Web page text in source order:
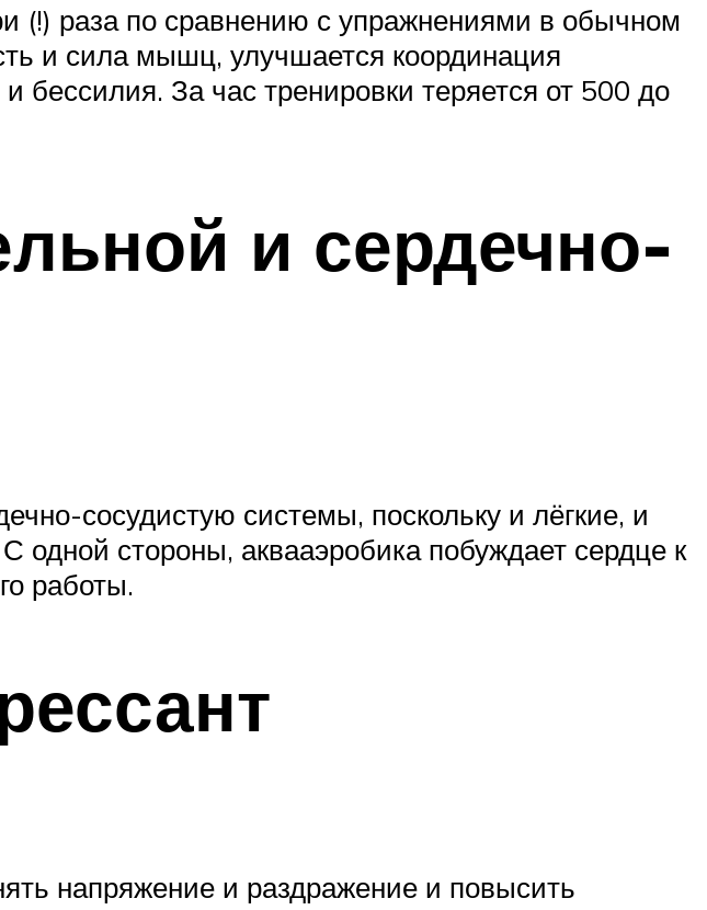
(!) раза по сравнению с упражнениями в обычном
и сила мышц, улучшается координация
бессилия. За час тренировки теряется от 500 до
и сердечно-
сосудистую системы, поскольку и лёгкие, и
одной стороны, аквааэробика побуждает сердце к
работы.
напряжение и раздражение и повысить